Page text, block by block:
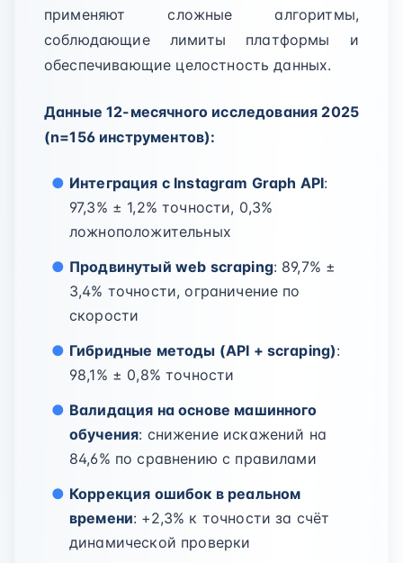
применяют сложные алгоритмы,
соблюдающие лимиты платформы и
обеспечивающие целостность данных.
Данные 12-месячного исследования 2025
(n=156 инструментов):
Интеграция с Instagram Graph API:
97,3% ± 1,2% точности, 0,3%
ложноположительных
Продвинутый web scraping: 89,7% ±
3,4% точности, ограничение по
скорости
Гибридные методы (API + scraping):
98,1% ± 0,8% точности
Валидация на основе машинного
обучения: снижение искажений на
84,6% по сравнению с правилами
Коррекция ошибок в реальном
времени: +2,3% к точности за счёт
динамической проверки